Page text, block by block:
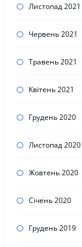
Листопад 2021
Червень 2021
Травень 2021
Квітень 2021
Грудень 2020
Листопад 2020
Жовтень 2020
Січень 2020
Грудень 2019